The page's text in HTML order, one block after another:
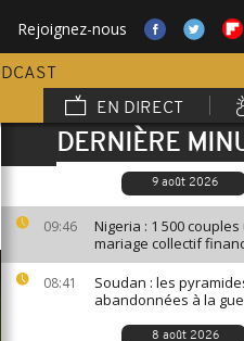
Rejoignez-nous
EN DIRECT
DERNIÈRE
9 août 2026
09:46
Nigeria : 1 500 couples
mariage collectif
08:41
Soudan : les
abandonnées à la
8 août 2026